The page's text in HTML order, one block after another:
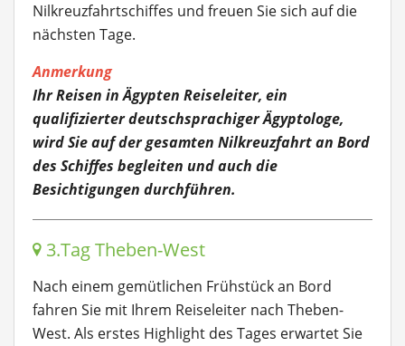
Nilkreuzfahrtschiffes und freuen Sie sich auf die
nächsten Tage.
Anmerkung
Ihr Reisen in Ägypten Reiseleiter, ein
qualifizierter deutschsprachiger Ägyptologe,
wird Sie auf der gesamten Nilkreuzfahrt an Bord
des Schiffes begleiten und auch die
Besichtigungen durchführen.
3.Tag Theben-West
Nach einem gemütlichen Frühstück an Bord
fahren Sie mit Ihrem Reiseleiter nach Theben-
West. Als erstes Highlight des Tages erwartet Sie